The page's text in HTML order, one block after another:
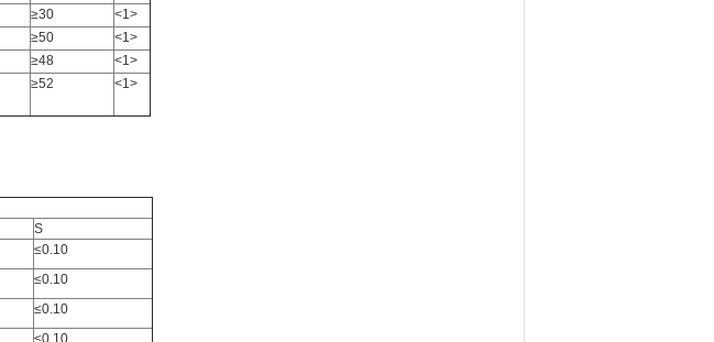
≥30
<1>
≥50
<1>
≥48
<1>
≥52 <1>
S
≤0.10
≤0.10
≤0.10
≤0.10